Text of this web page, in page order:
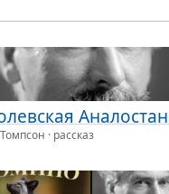
· рассказ